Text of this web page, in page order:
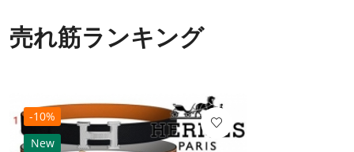
売れ筋ランキング
-10%
New